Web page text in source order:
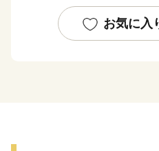
生との両立へと舵を切りま
山積する地域課題に立ち向
お気に入